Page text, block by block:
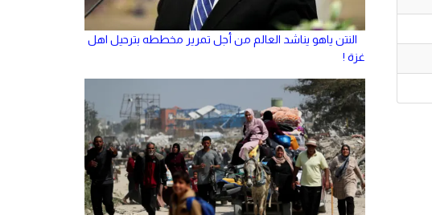
النتن ياهو يناشد العالم من أجل تمرير مخططه بترحيل اهل
غزة !